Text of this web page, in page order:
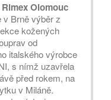
Rimex Olomouc
v Brně výběr z
kožených
od
italského výrobce
s nímž uzavřela
před rokem, na
v Miláně.